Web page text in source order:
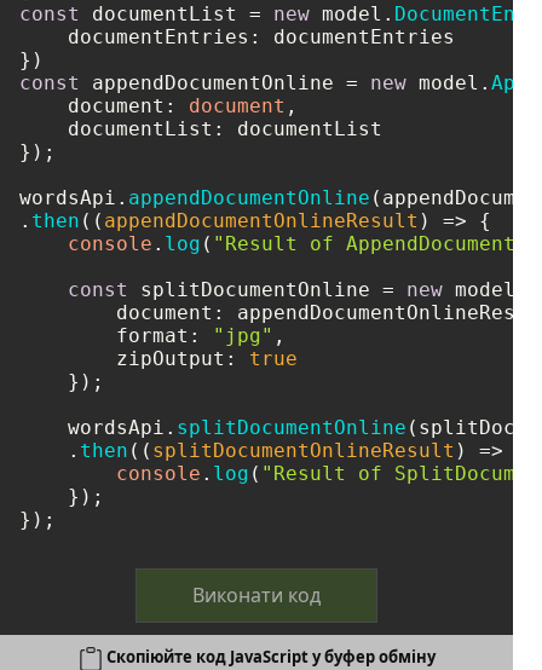
const
documentList = new model.
documentEntries : documentEntries
const
appendDocumentOnline = new model.
document : document ,
documentList : documentList
});
wordsApi. appendDocumentOnline
. then ( ( appendDocumentOnlineResult ) => {
console . log ( "Result of
const
splitDocumentOnline = new model.
document :
format : "jpg" ,
zipOutput : true
    });
    wordsApi.
splitDocumentOnline
    .
then ( ( splitDocumentOnlineResult ) =>
console . log ( "Result of
    });
});
Виконати код
Скопіюйте код JavaScript у буфер обміну